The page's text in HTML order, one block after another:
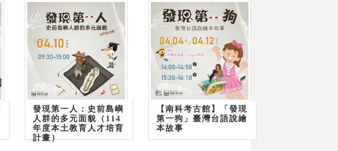
發現第一人：史前島嶼
人群的多元面貌（114
年度本土教育人才培育
計畫）
【南科考古館】「發現
第一狗」臺灣台語說繪
本故事